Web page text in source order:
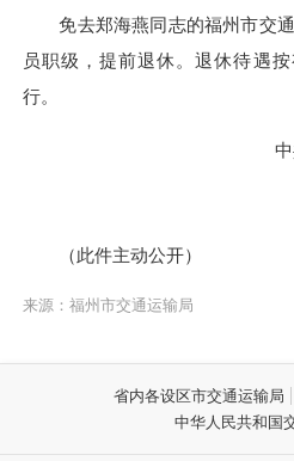
免去郑海燕同志的福州市交
员职级，提前退休。退休待遇
行。
（此件主动公开）
来源：福州市交通运输局
省内各设区市交通运输局
中华人民共和国